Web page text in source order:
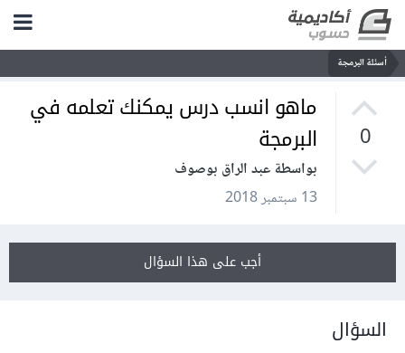
أسئلة البرمجة
0
ماهو انسب درس يمكنك تعلمه في
البرمجة
بواسطة عبد الراق بوصوف
13 سبتمبر 2018
أجب على هذا السؤال
السؤال